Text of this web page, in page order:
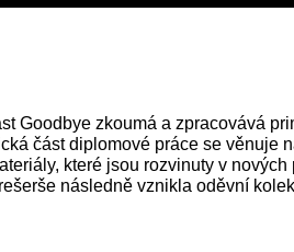
Goodbye zkoumá a zpracovává
část diplomové práce se věnuje
které jsou rozvinuty v nových
následně vznikla oděvní